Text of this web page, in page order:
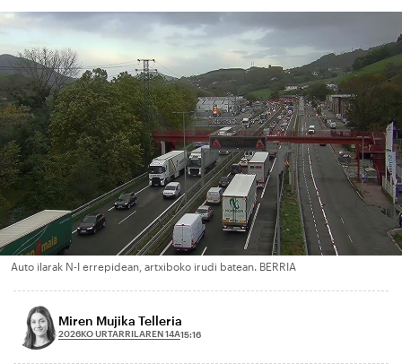
Auto ilarak N-I errepidean, artxiboko irudi batean. BERRIA
Miren Mujika Telleria
2026KO URTARRILAREN 14A15:16